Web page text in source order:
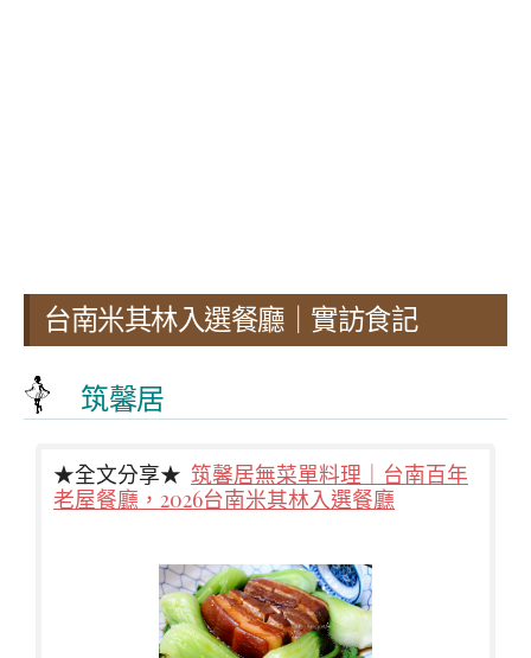
台南米其林入選餐廳｜實訪食記
筑馨居
★全文分享★ 筑馨居無菜單料理｜台南百年
老屋餐廳，2026台南米其林入選餐廳